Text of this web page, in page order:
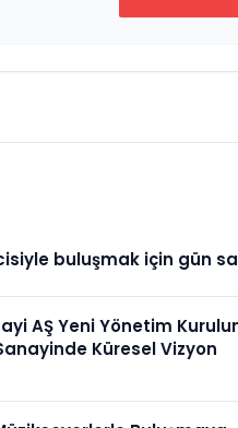
buluşmak için gün
AŞ Yeni Yönetim
Küresel Vizyon